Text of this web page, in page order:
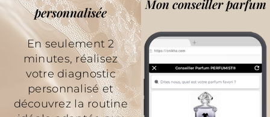
personnalisée
En seulement 2
minutes, réalisez
votre diagnostic
personnalisé et
découvrez la routine
Mon conseiller parfum